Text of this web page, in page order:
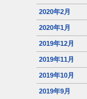
2020年2月
2020年1月
2019年12月
2019年11月
2019年10月
2019年9月